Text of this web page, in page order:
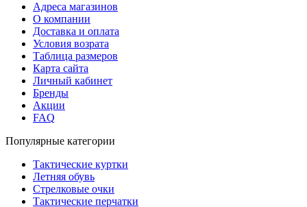
Адреса магазинов
О компании
Доставка и оплата
Условия возрата
Таблица размеров
Карта сайта
Личный кабинет
Бренды
Акции
FAQ
Популярные категории
Тактические куртки
Летняя обувь
Стрелковые очки
Тактические перчатки